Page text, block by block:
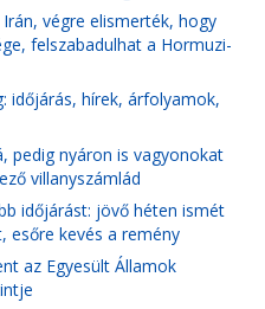
végre elismerték, hogy
felszabadulhat a Hormuzi-
időjárás, hírek, árfolyamok,
pedig nyáron is vagyonokat
villanyszámlád
időjárást: jövő héten ismét
esőre kevés a remény
az Egyesült Államok